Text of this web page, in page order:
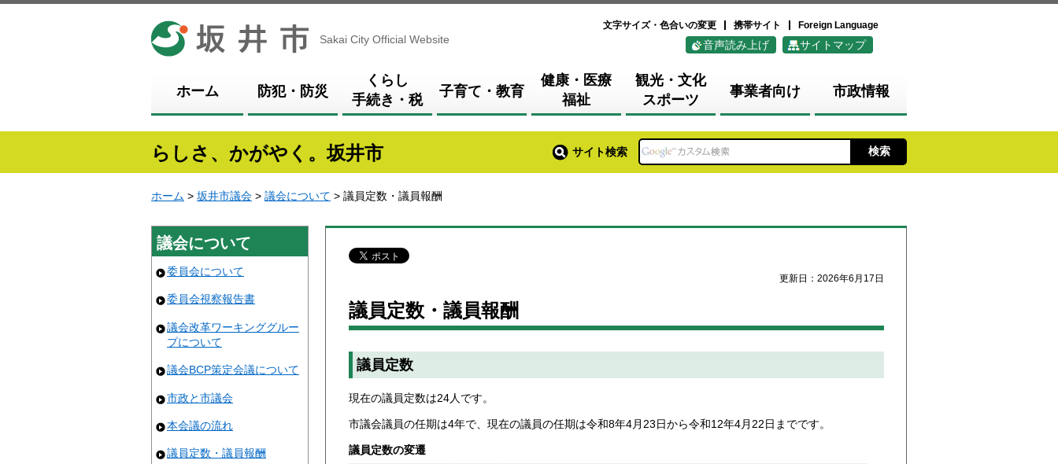
坂井市
Sakai City Official Website
文字サイズ・色合いの変更 携帯サイト Foreign Language
音声読み上げ サイトマップ
ホーム 防犯・防災
くらし
手続き・税
子育て・教育
健康・医療
福祉
観光・文化
スポーツ
事業者向け 市政情報
らしさ、かがやく。坂井市 サイト検索
ホーム > 坂井市議会 > 議会について > 議員定数・議員報酬
議会について
委員会について
委員会視察報告書
議会改革ワーキンググルー
プについて
議会BCP策定会議について
市政と市議会
本会議の流れ
議員定数・議員報酬
更新日：2026年6月17日
議員定数・議員報酬
議員定数
現在の議員定数は24人です。
市議会議員の任期は4年で、現在の議員の任期は令和8年4月23日から令和12年4月22日までです。
議員定数の変遷